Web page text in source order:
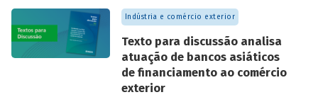
econômico, a inovação e a inserção
competitiva no mercado global.
Indústria e comércio exterior
Texto para discussão analisa
atuação de bancos asiáticos
de financiamento ao comércio
exterior